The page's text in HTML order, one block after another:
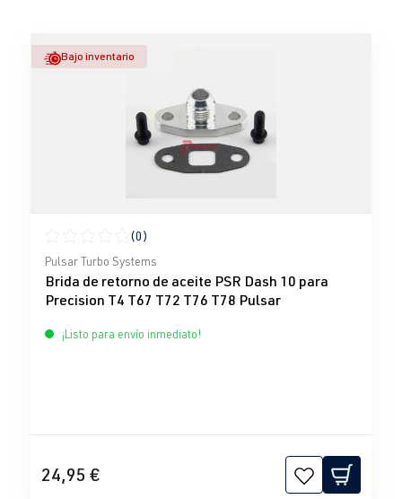
Bajo inventario
Calificación promedio de 0 de 5 estrellas
(0)
Pulsar Turbo Systems
Brida de retorno de aceite PSR Dash 10 para
Precision T4 T67 T72 T76 T78 Pulsar
¡Listo para envío inmediato!
24,95 €